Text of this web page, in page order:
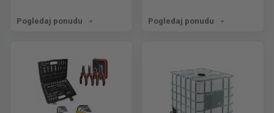
Pogledaj ponudu Pogledaj ponudu